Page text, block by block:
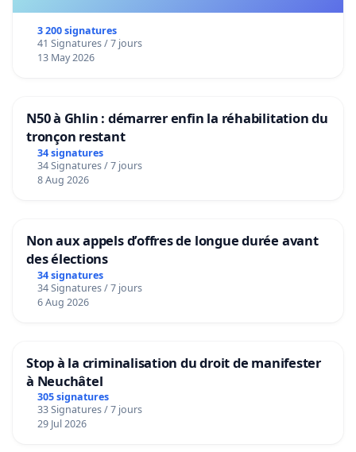
3 200 signatures
41 Signatures / 7 jours
13 May 2026
N50 à Ghlin : démarrer enfin la réhabilitation du
tronçon restant
34 signatures
34 Signatures / 7 jours
8 Aug 2026
Non aux appels d’offres de longue durée avant
des élections
34 signatures
34 Signatures / 7 jours
6 Aug 2026
Stop à la criminalisation du droit de manifester
à Neuchâtel
305 signatures
33 Signatures / 7 jours
29 Jul 2026